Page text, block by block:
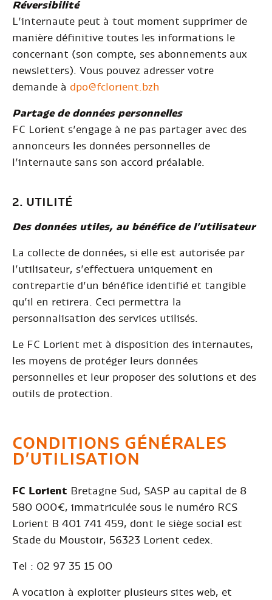
Réversibilité
L’internaute peut à tout moment supprimer de
manière définitive toutes les informations le
concernant (son compte, ses abonnements aux
newsletters). Vous pouvez adresser votre
demande à dpo@fclorient.bzh
Partage de données personnelles
FC Lorient s’engage à ne pas partager avec des
annonceurs les données personnelles de
l’internaute sans son accord préalable.
2. UTILITÉ
Des données utiles, au bénéfice de l’utilisateur
La collecte de données, si elle est autorisée par
l’utilisateur, s’effectuera uniquement en
contrepartie d’un bénéfice identifié et tangible
qu’il en retirera. Ceci permettra la
personnalisation des services utilisés.
Le FC Lorient met à disposition des internautes,
les moyens de protéger leurs données
personnelles et leur proposer des solutions et des
outils de protection.
CONDITIONS GÉNÉRALES
D’UTILISATION
FC Lorient Bretagne Sud, SASP au capital de 8
580 000€, immatriculée sous le numéro RCS
Lorient B 401 741 459, dont le siège social est
Stade du Moustoir, 56323 Lorient cedex.
Tel : 02 97 35 15 00
A vocation à exploiter plusieurs sites web, et